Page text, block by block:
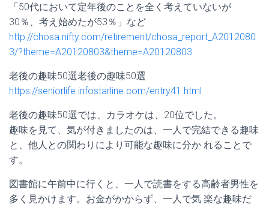
「50代において定年後のことを全く考えていないが
30％、考え始めたが53％」など
http://chosa.nifty.com/retirement/chosa_report_A2012080
3/?theme=A20120803&theme=A20120803
老後の趣味50選老後の趣味50選
https://seniorlife.infostarline.com/entry41.html
老後の趣味50選では、カラオケは、20位でした。
趣味を見て、気が付きましたのは、一人で完結できる趣味
と、他人との関わりにより可能な趣味に分か れることで
す。
図書館に午前中に行くと、一人で読書をする高齢者男性を
多く見かけます。お金がかからず、一人で気 楽な趣味だ